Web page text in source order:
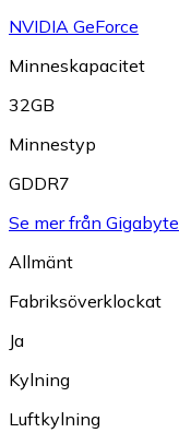
NVIDIA GeForce
Minneskapacitet
32GB
Minnestyp
GDDR7
Se mer från Gigabyte
Allmänt
Fabriksöverklockat
Ja
Kylning
Luftkylning